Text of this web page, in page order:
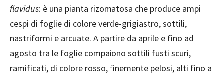
flavidus: è una pianta rizomatosa che produce ampi
cespi di foglie di colore verde-grigiastro, sottili,
nastriformi e arcuate. A partire da aprile e fino ad
agosto tra le foglie compaiono sottili fusti scuri,
ramificati, di colore rosso, finemente pelosi, alti fino a